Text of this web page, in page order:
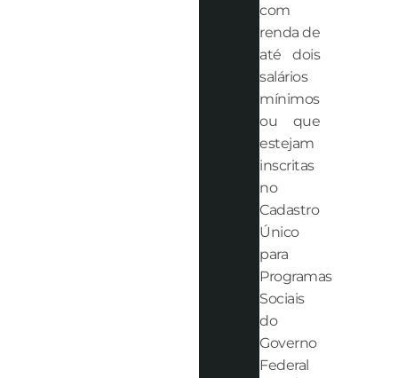
com
renda de
até dois
salários
mínimos
ou que
estejam
inscritas
no
Cadastro
Único
para
Programas
Sociais
do
Governo
Federal